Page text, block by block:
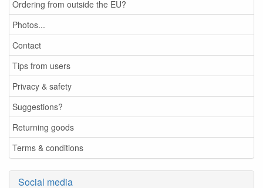
Ordering from outside the EU?
Photos...
Contact
Tips from users
Privacy & safety
Suggestions?
Returning goods
Terms & conditions
Social media